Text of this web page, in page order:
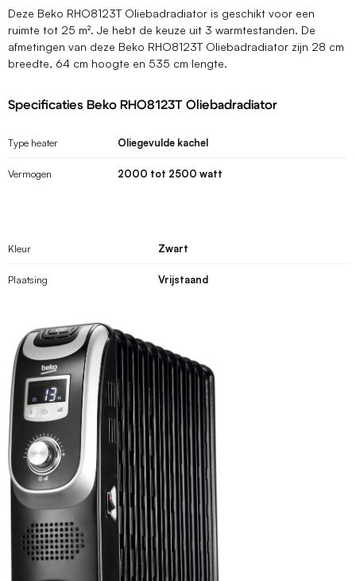
Deze Beko RHO8123T Oliebadradiator is geschikt voor een
ruimte tot 25 m². Je hebt de keuze uit 3 warmtestanden. De
afmetingen van deze Beko RHO8123T Oliebadradiator zijn 28 cm
breedte, 64 cm hoogte en 535 cm lengte.
Specificaties Beko RHO8123T Oliebadradiator
Type heater Oliegevulde kachel
Vermogen 2000 tot 2500 watt
Kleur Zwart
Plaatsing Vrijstaand